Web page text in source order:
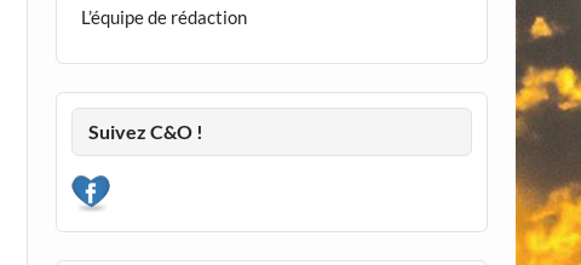
L’équipe de rédaction
Suivez C&O !